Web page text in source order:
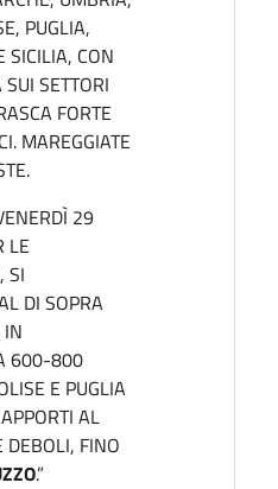
PUGLIA,
SICILIA, CON
SETTORI
FORTE
MAREGGIATE
29
LE
SI
DI SOPRA
600-800
E PUGLIA
AL
DEBOLI, FINO
.”